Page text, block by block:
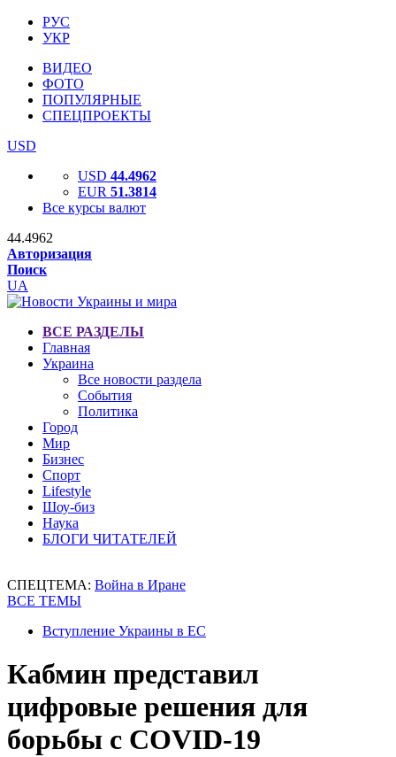
РУС
УКР
ВИДЕО
ФОТО
ПОПУЛЯРНЫЕ
СПЕЦПРОЕКТЫ
USD
USD 44.4962
EUR 51.3814
Все курсы валют
44.4962
Авторизация
Поиск
UA
ВСЕ РАЗДЕЛЫ
Главная
Украина
Все новости раздела
События
Политика
Город
Мир
Бизнес
Спорт
Lifestyle
Шоу-биз
Наука
БЛОГИ ЧИТАТЕЛЕЙ
СПЕЦТЕМА: Война в Иране
ВСЕ ТЕМЫ
Вступление Украины в ЕС
Кабмин представил
цифровые решения для
борьбы с COVID-19